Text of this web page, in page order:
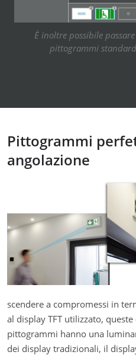
È inoltre possibile
pittogrammi
Pittogrammi
angolazione
scendere a compromessi in
al display TFT utilizzato,
pittogrammi hanno una
dei display tradizionali, il